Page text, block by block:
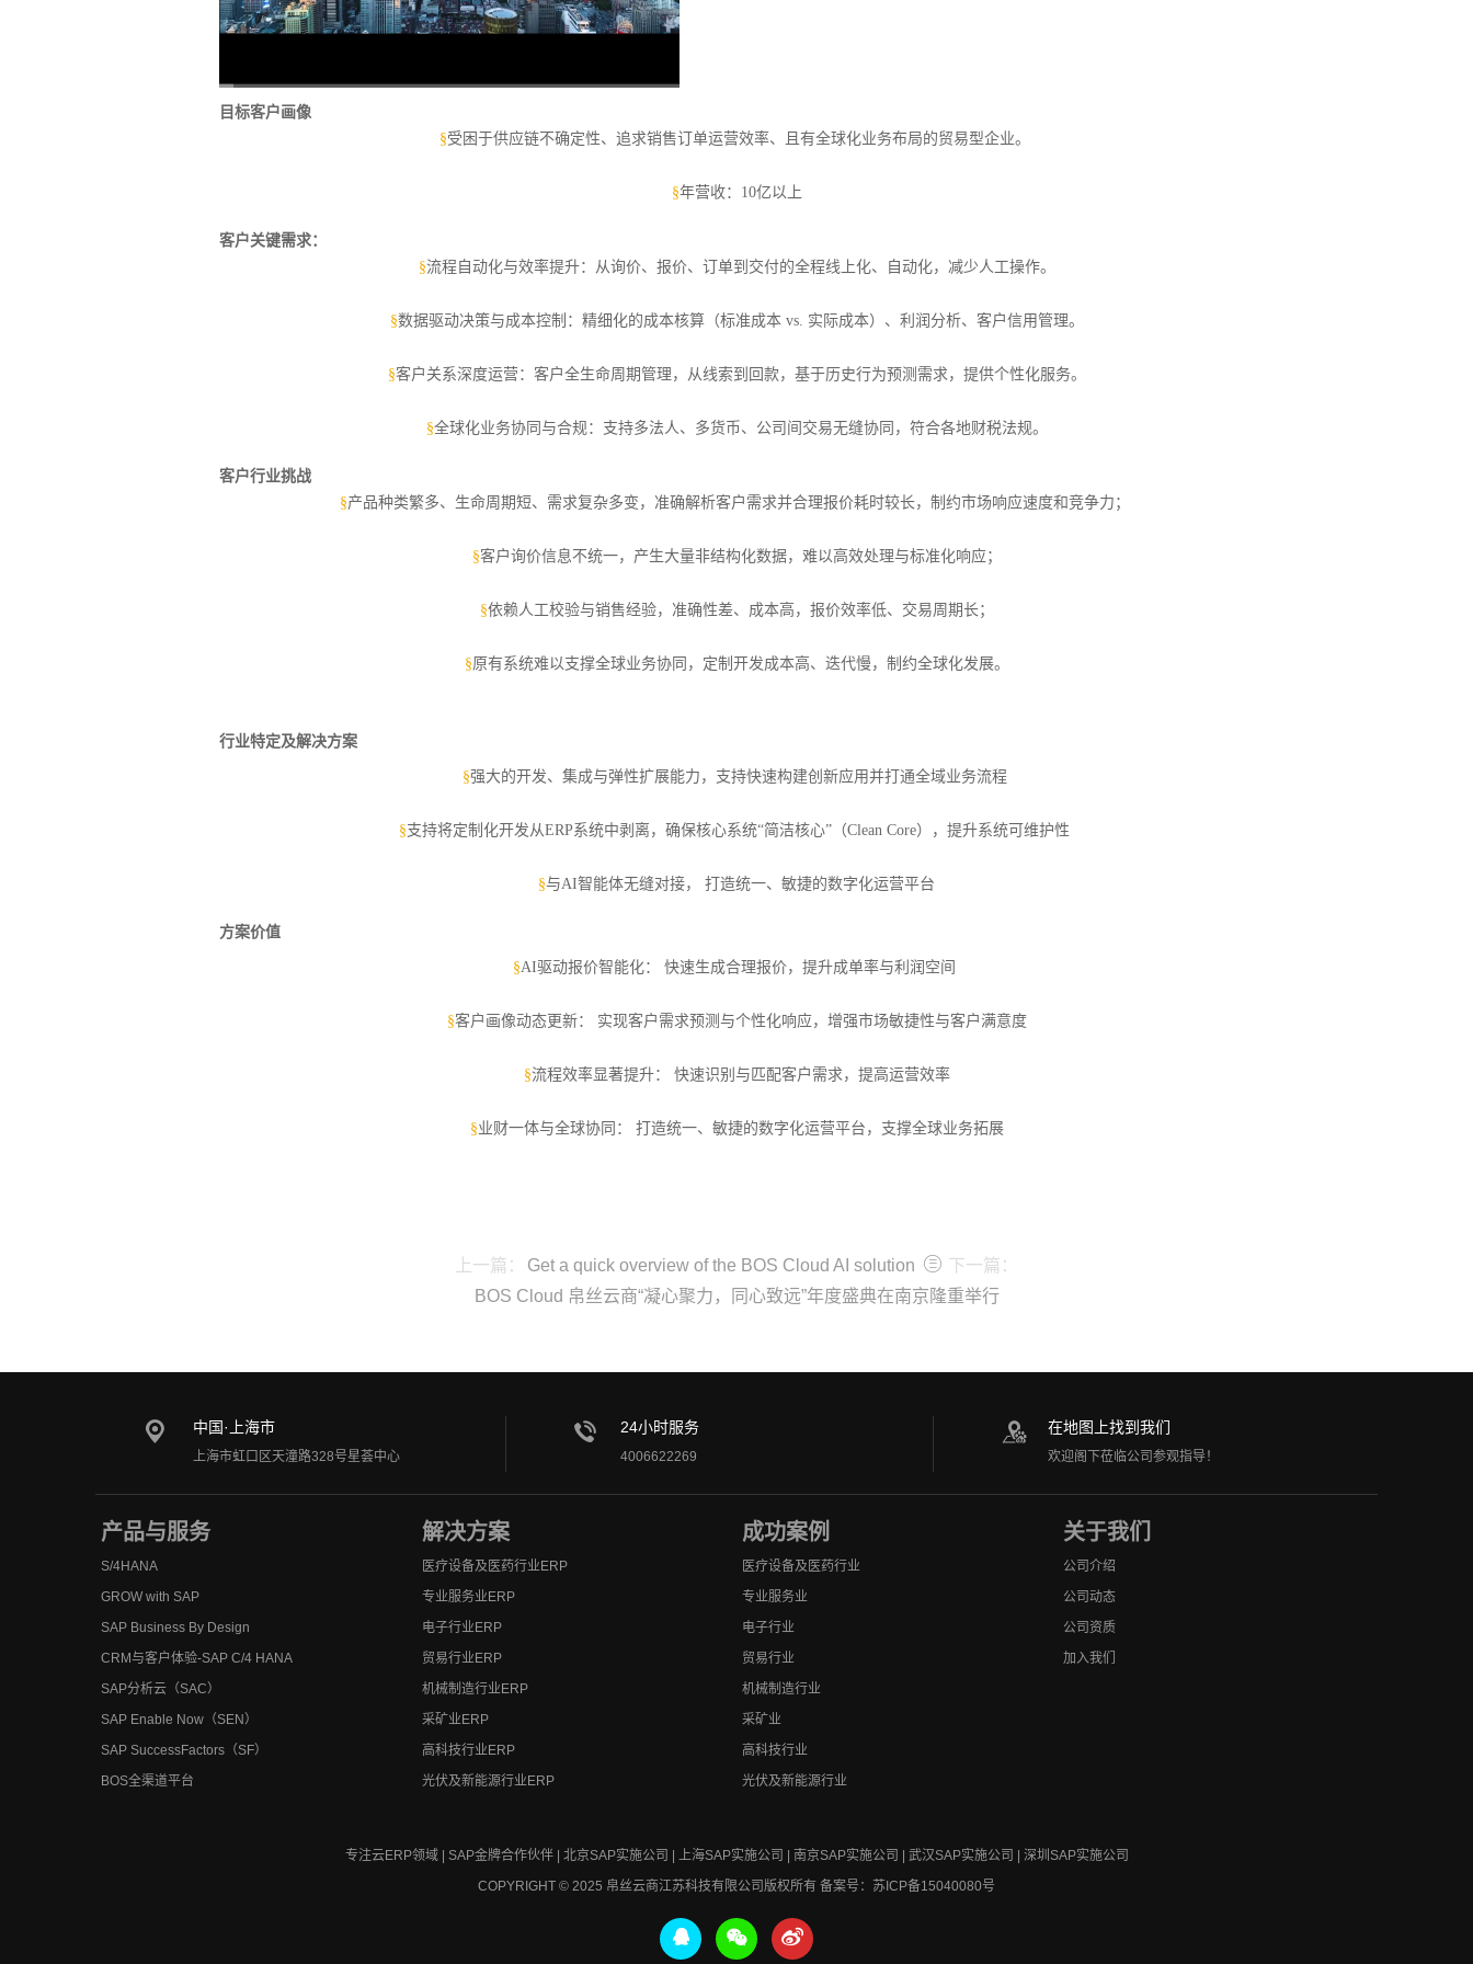
目标客户画像
§受困于供应链不确定性、追求销售订单运营效率、且有全球化业务布局的贸易型企业。
§年营收：10亿以上
客户关键需求：
§流程自动化与效率提升：从询价、报价、订单到交付的全程线上化、自动化，减少人工操作。
§数据驱动决策与成本控制：精细化的成本核算（标准成本 vs. 实际成本）、利润分析、客户信用管理。
§客户关系深度运营：客户全生命周期管理，从线索到回款，基于历史行为预测需求，提供个性化服务。
§全球化业务协同与合规：支持多法人、多货币、公司间交易无缝协同，符合各地财税法规。
客户行业挑战
§产品种类繁多、生命周期短、需求复杂多变，准确解析客户需求并合理报价耗时较长，制约市场响应速度和竞争力；
§客户询价信息不统一，产生大量非结构化数据，难以高效处理与标准化响应；
§依赖人工校验与销售经验，准确性差、成本高，报价效率低、交易周期长；
§原有系统难以支撑全球业务协同，定制开发成本高、迭代慢，制约全球化发展。
行业特定及解决方案
§强大的开发、集成与弹性扩展能力，支持快速构建创新应用并打通全域业务流程
§支持将定制化开发从ERP系统中剥离，确保核心系统“简洁核心”（Clean Core），提升系统可维护性
§与AI智能体无缝对接， 打造统一、敏捷的数字化运营平台
方案价值
§AI驱动报价智能化： 快速生成合理报价，提升成单率与利润空间
§客户画像动态更新： 实现客户需求预测与个性化响应，增强市场敏捷性与客户满意度
§流程效率显著提升： 快速识别与匹配客户需求，提高运营效率
§业财一体与全球协同： 打造统一、敏捷的数字化运营平台，支撑全球业务拓展
上一篇： Get a quick overview of the BOS Cloud AI solution
下一篇：
BOS Cloud 帛丝云商“凝心聚力，同心致远”年度盛典在南京隆重举行
中国·上海市
上海市虹口区天潼路328号星荟中心
24小时服务
4006622269
在地图上找到我们
欢迎阁下莅临公司参观指导！
产品与服务
S/4HANA
GROW with SAP
SAP Business By Design
CRM与客户体验-SAP C/4 HANA
SAP分析云（SAC）
SAP Enable Now（SEN）
SAP SuccessFactors（SF）
BOS全渠道平台
解决方案
医疗设备及医药行业ERP
专业服务业ERP
电子行业ERP
贸易行业ERP
机械制造行业ERP
采矿业ERP
高科技行业ERP
光伏及新能源行业ERP
成功案例
医疗设备及医药行业
专业服务业
电子行业
贸易行业
机械制造行业
采矿业
高科技行业
光伏及新能源行业
关于我们
公司介绍
公司动态
公司资质
加入我们
专注云ERP领域 | SAP金牌合作伙伴 | 北京SAP实施公司 | 上海SAP实施公司 | 南京SAP实施公司 | 武汉SAP实施公司 | 深圳SAP实施公司
COPYRIGHT © 2025 帛丝云商江苏科技有限公司版权所有 备案号：苏ICP备15040080号